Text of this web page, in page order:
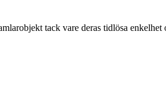
tack vare deras tidlösa